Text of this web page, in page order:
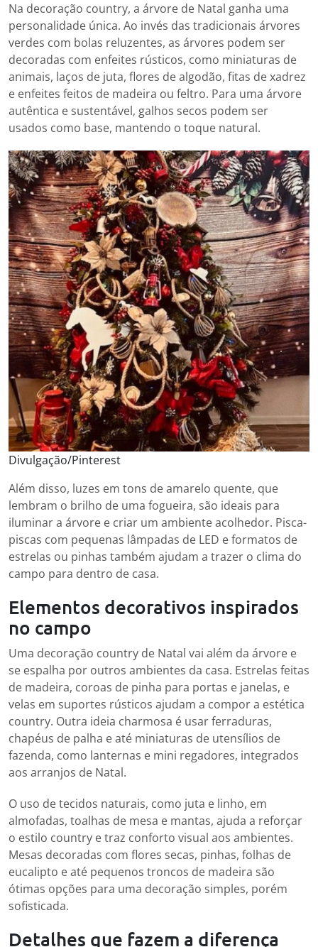
Na decoração country, a árvore de Natal ganha uma
personalidade única. Ao invés das tradicionais árvores
verdes com bolas reluzentes, as árvores podem ser
decoradas com enfeites rústicos, como miniaturas de
animais, laços de juta, flores de algodão, fitas de xadrez
e enfeites feitos de madeira ou feltro. Para uma árvore
autêntica e sustentável, galhos secos podem ser
usados como base, mantendo o toque natural.
Divulgação/Pinterest
Além disso, luzes em tons de amarelo quente, que
lembram o brilho de uma fogueira, são ideais para
iluminar a árvore e criar um ambiente acolhedor. Pisca-
piscas com pequenas lâmpadas de LED e formatos de
estrelas ou pinhas também ajudam a trazer o clima do
campo para dentro de casa.
Elementos decorativos inspirados
no campo
Uma decoração country de Natal vai além da árvore e
se espalha por outros ambientes da casa. Estrelas feitas
de madeira, coroas de pinha para portas e janelas, e
velas em suportes rústicos ajudam a compor a estética
country. Outra ideia charmosa é usar ferraduras,
chapéus de palha e até miniaturas de utensílios de
fazenda, como lanternas e mini regadores, integrados
aos arranjos de Natal.
O uso de tecidos naturais, como juta e linho, em
almofadas, toalhas de mesa e mantas, ajuda a reforçar
o estilo country e traz conforto visual aos ambientes.
Mesas decoradas com flores secas, pinhas, folhas de
eucalipto e até pequenos troncos de madeira são
ótimas opções para uma decoração simples, porém
sofisticada.
Detalhes que fazem a diferença